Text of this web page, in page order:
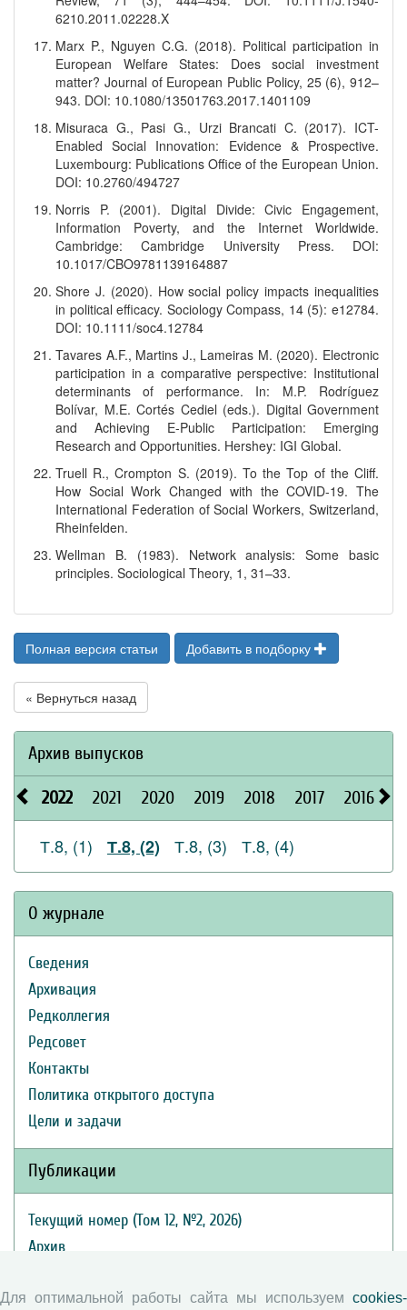
6210.2011.02228.X
Marx P., Nguyen C.G. (2018). Political participation in
European Welfare States: Does social investment
matter? Journal of European Public Policy, 25 (6), 912–
943. DOI: 10.1080/13501763.2017.1401109
Misuraca G., Pasi G., Urzi Brancati C. (2017). ICT-
Enabled Social Innovation: Evidence & Prospective.
Luxembourg: Publications Office of the European Union.
DOI: 10.2760/494727
Norris P. (2001). Digital Divide: Civic Engagement,
Information Poverty, and the Internet Worldwide.
Cambridge: Cambridge University Press. DOI:
10.1017/CBO9781139164887
Shore J. (2020). How social policy impacts inequalities
in political efficacy. Sociology Compass, 14 (5): e12784.
DOI: 10.1111/soc4.12784
Tavares A.F., Martins J., Lameiras M. (2020). Electronic
participation in a comparative perspective: Institutional
determinants of performance. In: M.P. Rodríguez
Bolívar, M.E. Cortés Cediel (eds.). Digital Government
and Achieving E-Public Participation: Emerging
Research and Opportunities. Hershey: IGI Global.
Truell R., Crompton S. (2019). To the Top of the Cliff.
How Social Work Changed with the COVID-19. The
International Federation of Social Workers, Switzerland,
Rheinfelden.
Wellman B. (1983). Network analysis: Some basic
principles. Sociological Theory, 1, 31–33.
Полная версия статьи Добавить в подборку
« Вернуться назад
Архив выпусков
2022 2021 2020 2019 2018 2017 2016
Т.8, (1) Т.8, (2) Т.8, (3) Т.8, (4)
О журнале
Сведения
Архивация
Редколлегия
Редсовет
Контакты
Политика открытого доступа
Цели и задачи
Публикации
Текущий номер (Том 12, №2, 2026)
Архив
Авторы
Для оптимальной работы сайта мы используем cookies-